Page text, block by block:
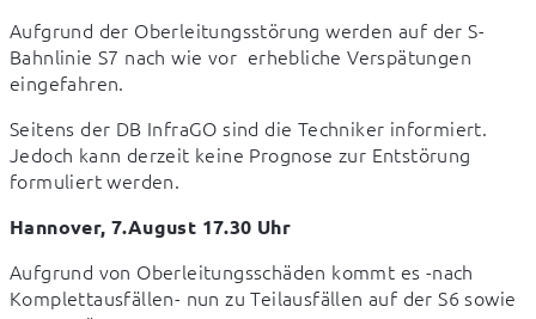
Aufgrund der Oberleitungsstörung werden auf der S-
Bahnlinie S7 nach wie vor  erhebliche Verspätungen
eingefahren.
Seitens der DB InfraGO sind die Techniker informiert.
Jedoch kann derzeit keine Prognose zur Entstörung
formuliert werden.
Hannover, 7.August 17.30 Uhr
Aufgrund von Oberleitungsschäden kommt es -nach
Komplettausfällen- nun zu Teilausfällen auf der S6 sowie